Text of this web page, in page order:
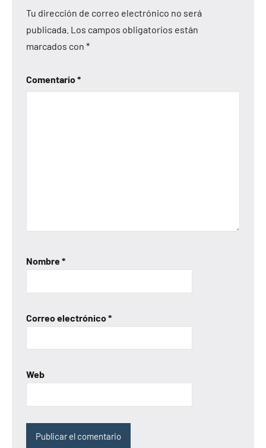
Tu dirección de correo electrónico no será
publicada. Los campos obligatorios están
marcados con *
Comentario*
Nombre*
Correo electrónico*
Web